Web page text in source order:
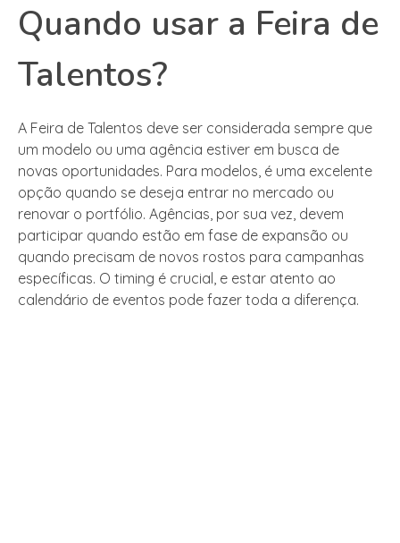
Quando usar a Feira de
Talentos?
A Feira de Talentos deve ser considerada sempre que
um modelo ou uma agência estiver em busca de
novas oportunidades. Para modelos, é uma excelente
opção quando se deseja entrar no mercado ou
renovar o portfólio. Agências, por sua vez, devem
participar quando estão em fase de expansão ou
quando precisam de novos rostos para campanhas
específicas. O timing é crucial, e estar atento ao
calendário de eventos pode fazer toda a diferença.